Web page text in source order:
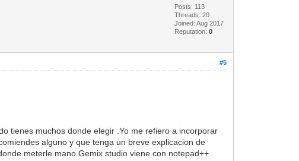
Posts: 113
Threads: 20
Joined: Aug 2017
Reputation:0
#5
tienes muchos donde elegir .Yo me refiero a incorporar
alguno y que tenga un breve explicacion de
meterle mano.Gemix studio viene con notepad++